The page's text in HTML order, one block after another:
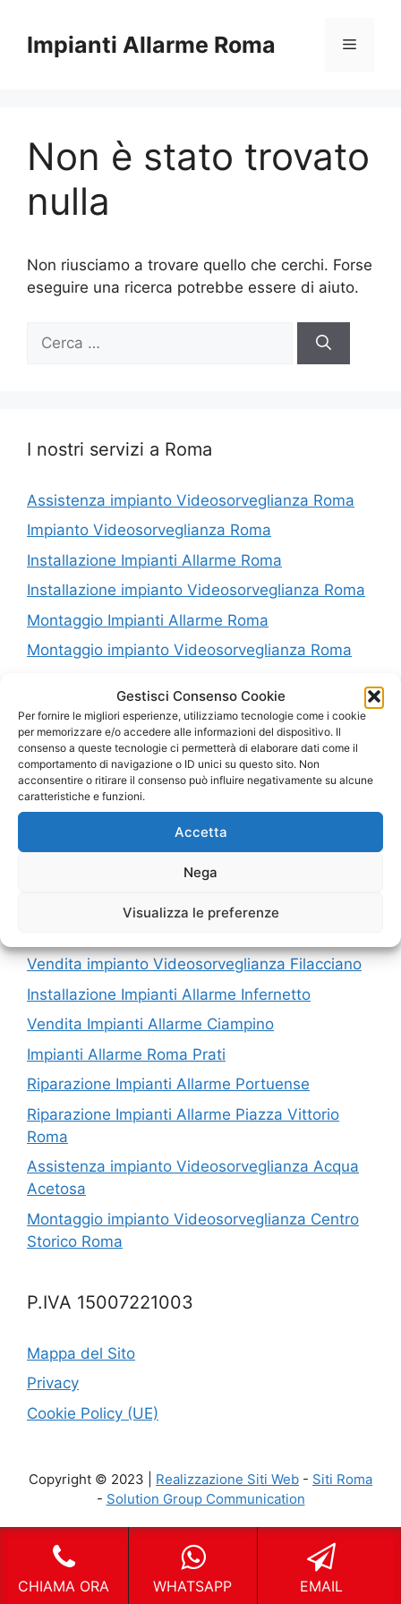
Gestisci Consenso Cookie
Per fornire le migliori esperienze, utilizziamo tecnologie come i cookie
per memorizzare e/o accedere alle informazioni del dispositivo. Il
consenso a queste tecnologie ci permetterà di elaborare dati come il
comportamento di navigazione o ID unici su questo sito. Non
acconsentire o ritirare il consenso può influire negativamente su alcune
caratteristiche e funzioni.
Accetta
Nega
Visualizza le preferenze
contenuto
Impianti Allarme Roma Menu
Non è stato trovato
nulla
Non riusciamo a trovare quello che cerchi. Forse
eseguire una ricerca potrebbe essere di aiuto.
per:
I nostri servizi a Roma
Assistenza impianto Videosorveglianza Roma
Impianto Videosorveglianza Roma
Installazione Impianti Allarme Roma
Installazione impianto Videosorveglianza Roma
Montaggio Impianti Allarme Roma
Montaggio impianto Videosorveglianza Roma
Riparazione impianto Videosorveglianza Roma
Vendita Impianti Allarme Roma
Vendita impianto Videosorveglianza Roma
I nostri servizi in Provincia di Roma
Vendita Impianti Allarme Arsoli
Montaggio impianto Videosorveglianza
Vendita impianto Videosorveglianza Filacciano
Installazione Impianti Allarme Infernetto
Vendita Impianti Allarme Ciampino
Impianti Allarme Roma Prati
Riparazione Impianti Allarme Portuense
Riparazione Impianti Allarme Piazza Vittorio
Roma
Assistenza impianto Videosorveglianza Acqua
Acetosa
Montaggio impianto Videosorveglianza Centro
Storico Roma
P.IVA 15007221003
Mappa del Sito
Privacy
Cookie Policy (UE)
Copyright © 2023 | Realizzazione Siti Web - Siti Roma
- Solution Group Communication
CHIAMA ORA WHATSAPP EMAIL